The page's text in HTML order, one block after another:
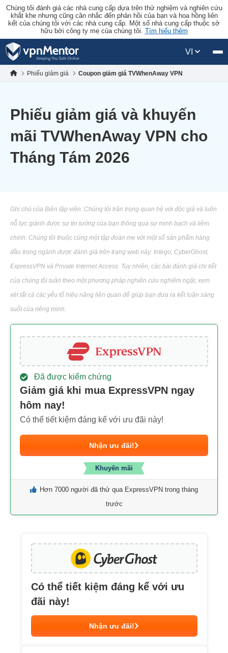
Chúng tôi đánh giá các nhà cung cấp dựa trên thử nghiệm và nghiên cứu
khắt khe nhưng cũng cân nhắc đến phản hồi của bạn và hoa hồng liên
kết của chúng tôi với các nhà cung cấp. Một số nhà cung cấp thuộc sở
hữu bởi công ty mẹ của chúng tôi. Tìm hiểu thêm
VI
Phiếu giảm giá Coupon giảm giá TVWhenAway VPN
Phiếu giảm giá và khuyến
mãi TVWhenAway VPN cho
Tháng Tám 2026
Ghi chú của Biên tập viên: Chúng tôi trân trọng quan hệ với độc giả và luôn
nỗ lực giành được sự tin tưởng của bạn thông qua sự minh bạch và liêm
chính. Chúng tôi thuộc cùng một tập đoàn mẹ với một số sản phẩm hàng
đầu trong ngành được đánh giá trên trang web này: Intego, CyberGhost,
ExpressVPN và Private Internet Access. Tuy nhiên, các bài đánh giá chi tiết
của chúng tôi tuân theo một phương pháp nghiên cứu nghiêm ngặt, xem
xét tất cả các yếu tố hiệu năng liên quan để giúp bạn đưa ra kết luận sáng
suốt của riêng mình.
Đã được kiểm chứng
Giảm giá khi mua ExpressVPN ngay
hôm nay!
Có thể tiết kiệm đáng kể với ưu đãi này!
Nhận ưu đãi!
Khuyến mãi
Hơn 7000 người đã thử qua ExpressVPN trong tháng
trước
Có thể tiết kiệm đáng kể với ưu
đãi này!
Nhận ưu đãi!